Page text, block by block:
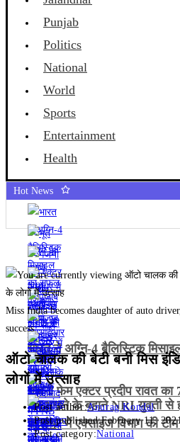
Punjab
Politics
National
World
Sports
Entertainment
Health
Hot News
भारत ने अग्नि-4 बैलिस्टिक
भूत भगाने के बहाने NRI युवती
हरकत
गजनी फेम एक्टर प्रदीप रावत
जालंधर में एक्साइज विभाग की
Miss India becomes daughter of auto
success
ऑटो चालक की बेटी बनी मिस
लोगों में उत्साह
Post author:Anurag Kondal
Post published:February 11,
Post category:National